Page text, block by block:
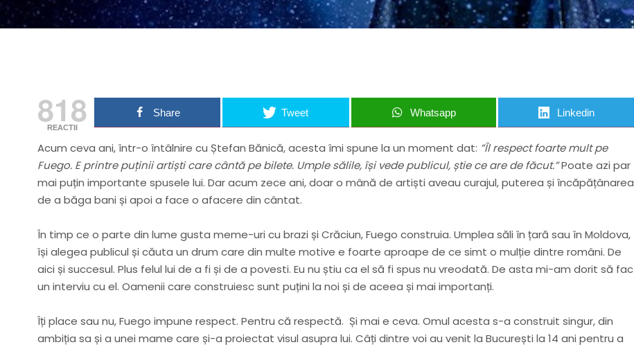
818
REACTII
Share Tweet Whatsapp Linkedin
Acum ceva ani, într-o întâlnire cu Ștefan Bănică, acesta îmi spune la un moment dat: ”Îl respect foarte mult pe
Fuego. E printre puținii artiști care cântă pe bilete. Umple sălile, își vede publicul, știe ce are de făcut.”Poate azi par
mai puțin importante spusele lui. Dar acum zece ani, doar o mână de artiști aveau curajul, puterea și încăpățânarea
de a băga bani și apoi a face o afacere din cântat.
În timp ce o parte din lume gusta meme-uri cu brazi și Crăciun, Fuego construia. Umplea săli în țară sau în Moldova,
își alegea publicul și căuta un drum care din multe motive e foarte aproape de ce simt o mulție dintre români. De
aici și succesul. Plus felul lui de a fi și de a povesti. Eu nu știu ca el să fi spus nu vreodată. De asta mi-am dorit să fac
un interviu cu el. Oamenii care construiesc sunt puțini la noi și de aceea și mai importanți.
Îți place sau nu, Fuego impune respect. Pentru că respectă. Și mai e ceva. Omul acesta s-a construit singur, din
ambiția sa și a unei mame care și-a proiectat visul asupra lui. Câți dintre voi au venit la București la 14 ani pentru a